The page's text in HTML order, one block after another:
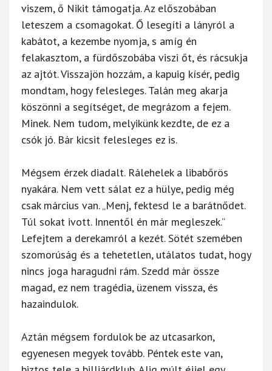
viszem, ő Nikit támogatja. Az előszobában
leteszem a csomagokat. Ő lesegíti a lányról a
kabátot, a kezembe nyomja, s amíg én
felakasztom, a fürdőszobába viszi őt, és rácsukja
az ajtót. Visszajön hozzám, a kapuig kísér, pedig
mondtam, hogy felesleges. Talán meg akarja
köszönni a segítséget, de megrázom a fejem.
Minek. Nem tudom, melyikünk kezdte, de ez a
csók jó. Bár kicsit felesleges ez is.
Mégsem érzek diadalt. Rálehelek a libabőrös
nyakára. Nem vett sálat ez a hülye, pedig még
csak március van. „Menj, fektesd le a barátnődet.
Túl sokat ivott. Innentől én már megleszek.”
Lefejtem a derekamról a kezét. Sötét szemében
szomorúság és a tehetetlen, utálatos tudat, hogy
nincs joga haragudni rám. Szedd már össze
magad, ez nem tragédia, üzenem vissza, és
hazaindulok.
Aztán mégsem fordulok be az utcasarkon,
egyenesen megyek tovább. Péntek este van,